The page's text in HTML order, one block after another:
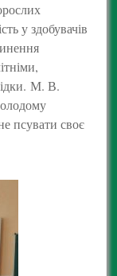
у здобувачів
М. В.
псувати своє